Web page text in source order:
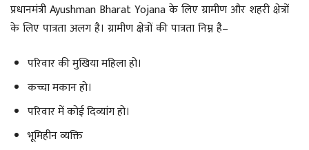
प्रधानमंत्री Ayushman Bharat Yojana के लिए ग्रामीण और शहरी क्षेत्रों
के लिए पात्रता अलग है। ग्रामीण क्षेत्रों की पात्रता निम्न है–
परिवार की मुखिया महिला हो।
कच्चा मकान हो।
परिवार में कोई दिव्यांग हो।
भूमिहीन व्यक्ति